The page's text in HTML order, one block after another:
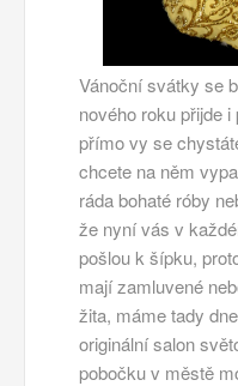
Vánoční svátky se
nového roku přijde
přímo vy se
chcete na něm
ráda bohaté róby
že nyní vás v
pošlou k šípku,
mají zamluvené
žita, máme tady
originální salon
pobočku v městě